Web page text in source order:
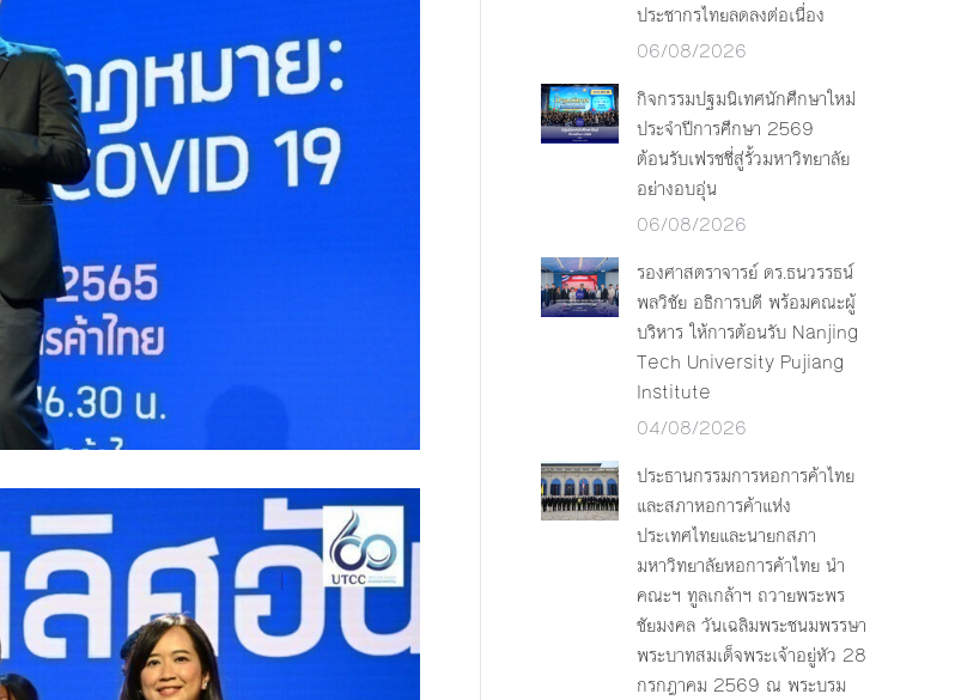
ประชากรไทยลดลงต่อเนื่อง
06/08/2026
กิจกรรมปฐมนิเทศนักศึกษาใหม่
ประจำปีการศึกษา 2569
ต้อนรับเฟรชชี่สู่รั้วมหาวิทยาลัย
อย่างอบอุ่น
06/08/2026
รองศาสตราจารย์ ดร.ธนวรรธน์
พลวิชัย อธิการบดี พร้อมคณะผู้
บริหาร ให้การต้อนรับ Nanjing
Tech University Pujiang
Institute
04/08/2026
ประธานกรรมการหอการค้าไทย
และสภาหอการค้าแห่ง
ประเทศไทยและนายกสภา
มหาวิทยาลัยหอการค้าไทย นำ
คณะฯ ทูลเกล้าฯ ถวายพระพร
ชัยมงคล วันเฉลิมพระชนมพรรษา
พระบาทสมเด็จพระเจ้าอยู่หัว 28
กรกฎาคม 2569 ณ พระบรม